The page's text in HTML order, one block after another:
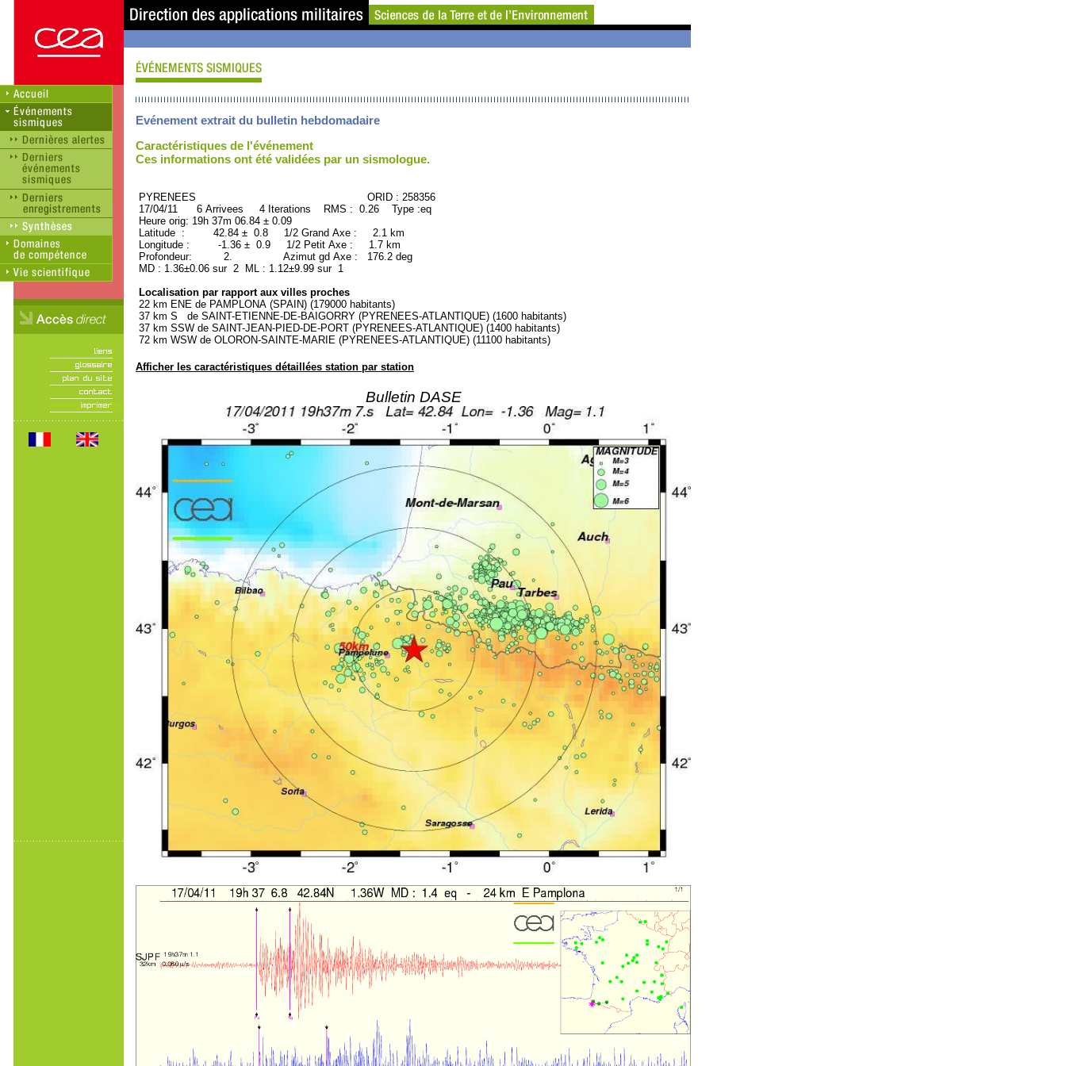
Evénement extrait du bulletin hebdomadaire
Caractéristiques de l'événement
Ces informations ont été validées par un sismologue.
PYRENEES ORID : 258356
17/04/11 6 Arrivees 4 Iterations RMS : 0.26 Type :eq
Heure orig: 19h 37m 06.84 ± 0.09
Latitude : 42.84 ± 0.8 1/2 Grand Axe : 2.1 km
Longitude : -1.36 ± 0.9 1/2 Petit Axe : 1.7 km
Profondeur: 2. Azimut gd Axe : 176.2 deg
MD : 1.36±0.06 sur 2 ML : 1.12±9.99 sur 1
Localisation par rapport aux villes proches
22 km ENE de PAMPLONA (SPAIN) (179000 habitants)
37 km S de SAINT-ETIENNE-DE-BAIGORRY (PYRENEES-ATLANTIQUE) (1600 habitants)
37 km SSW de SAINT-JEAN-PIED-DE-PORT (PYRENEES-ATLANTIQUE) (1400 habitants)
72 km WSW de OLORON-SAINTE-MARIE (PYRENEES-ATLANTIQUE) (11100 habitants)
Afficher les caractéristiques détaillées station par station
Bulletin DASE